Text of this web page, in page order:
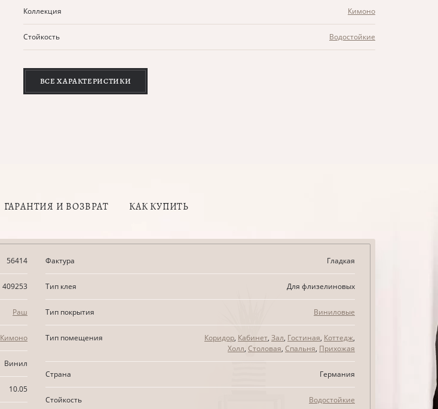
Коллекция Кимоно
Стойкость Водостойкие
ВСЕ ХАРАКТЕРИСТИКИ
ГАРАНТИЯ И ВОЗВРАТ КАК КУПИТЬ
56414
409253
Раш
Кимоно
Винил
10.05
Фактура Гладкая
Тип клея Для флизелиновых
Тип покрытия Виниловые
Тип помещения Коридор, Кабинет, Зал, Гостиная, Коттедж,
Холл, Столовая, Спальня, Прихожая
Страна Германия
Стойкость Водостойкие